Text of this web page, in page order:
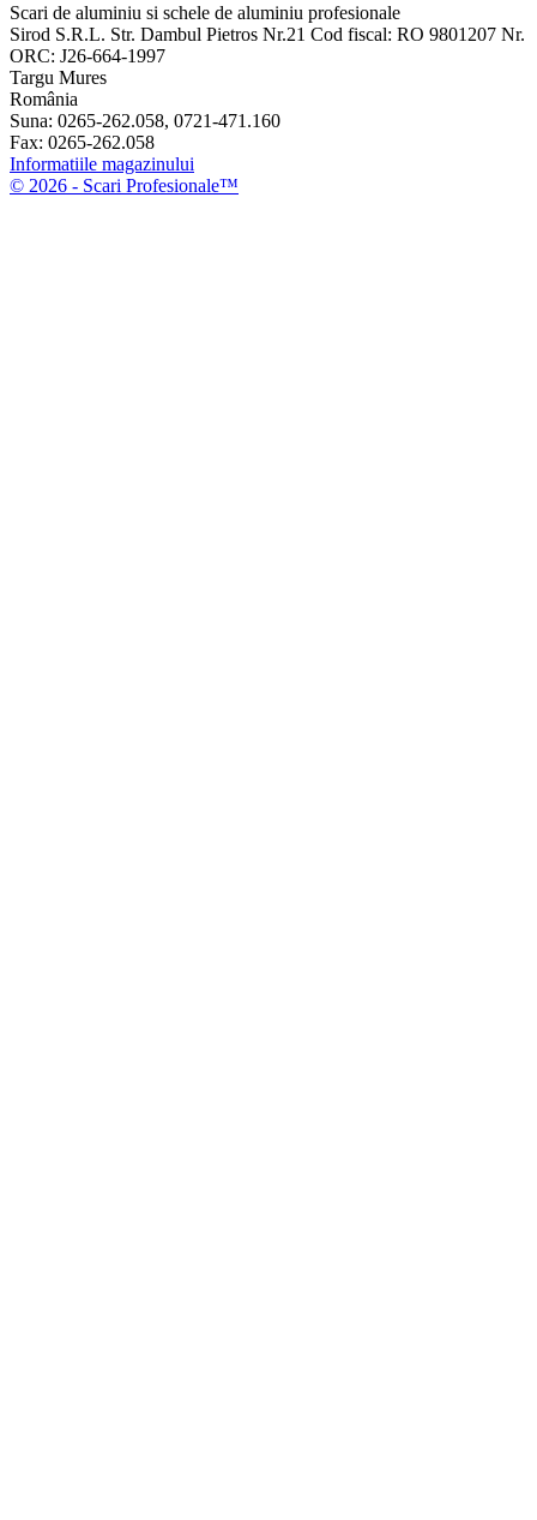
Scari de aluminiu si schele de aluminiu profesionale
Sirod S.R.L. Str. Dambul Pietros Nr.21 Cod fiscal: RO 9801207 Nr.
ORC: J26-664-1997
Targu Mures
România
Suna: 0265-262.058, 0721-471.160
Fax: 0265-262.058
Informatiile magazinului
© 2026 - Scari Profesionale™